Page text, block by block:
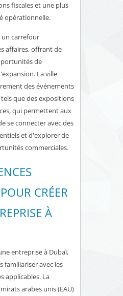
fiscales et une plus
opérationnelle.
un carrefour
affaires, offrant de
de
La ville
des événements
que des expositions
qui permettent aux
se connecter avec des
et d'explorer de
commerciales.
CRÉER
À
entreprise à Dubaï,
familiariser avec les
applicables. La
arabes unis (EAU)